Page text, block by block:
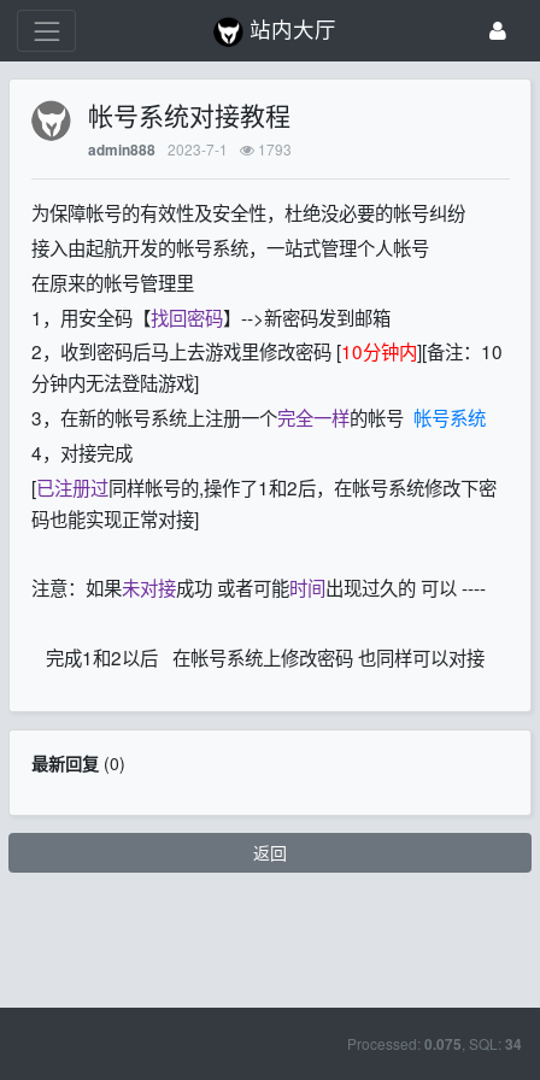
站内大厅
帐号系统对接教程
admin888 2023-7-1 1793
为保障帐号的有效性及安全性，杜绝没必要的帐号纠纷
接入由起航开发的帐号系统，一站式管理个人帐号
在原来的帐号管理里
1，用安全码【找回密码】-->新密码发到邮箱
2，收到密码后马上去游戏里修改密码 [10分钟内][备注：10
分钟内无法登陆游戏]
3，在新的帐号系统上注册一个完全一样的帐号 帐号系统
4，对接完成
[已注册过同样帐号的,操作了1和2后，在帐号系统修改下密
码也能实现正常对接]
注意：如果未对接成功 或者可能时间出现过久的 可以 ----
完成1和2以后 在帐号系统上修改密码 也同样可以对接
最新回复(0)
返回
Processed: 0.075 , SQL: 34